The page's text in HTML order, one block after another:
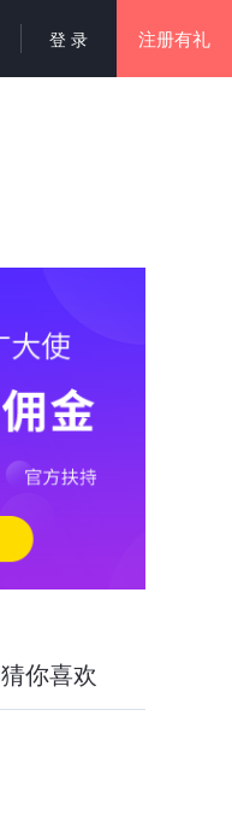
登 录 注册有礼
猜你喜欢